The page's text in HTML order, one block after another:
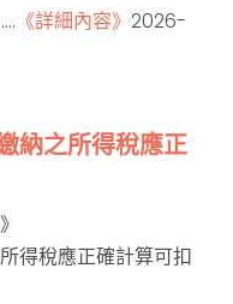
《詳細內容》 2026-
納之所得稅應正
得稅應正確計算可扣